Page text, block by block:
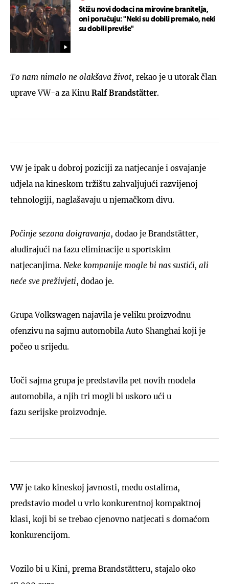
Stižu novi dodaci na mirovine branitelja,
oni poručuju: "Neki su dobili premalo, neki
su dobili previše"
To nam nimalo ne olakšava život, rekao je u utorak član
uprave VW-a za Kinu Ralf Brandstätter.
VW je ipak u dobroj poziciji za natjecanje i osvajanje
udjela na kineskom tržištu zahvaljujući razvijenoj
tehnologiji, naglašavaju u njemačkom divu.
Počinje sezona doigravanja, dodao je Brandstätter,
aludirajući na fazu eliminacije u sportskim
natjecanjima. Neke kompanije mogle bi nas sustići, ali
neće sve preživjeti, dodao je.
Grupa Volkswagen najavila je veliku proizvodnu
ofenzivu na sajmu automobila Auto Shanghai koji je
počeo u srijedu.
Uoči sajma grupa je predstavila pet novih modela
automobila, a njih tri mogli bi uskoro ući u
fazu serijske proizvodnje.
VW je tako kineskoj javnosti, među ostalima,
predstavio model u vrlo konkurentnoj kompaktnoj
klasi, koji bi se trebao cjenovno natjecati s domaćom
konkurencijom.
Vozilo bi u Kini, prema Brandstätteru, stajalo oko